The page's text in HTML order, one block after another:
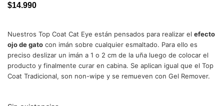
$14.990
Nuestros Top Coat Cat Eye están pensados para realizar el efecto
ojo de gato con imán sobre cualquier esmaltado. Para ello es
preciso deslizar un imán a 1 o 2 cm de la uña luego de colocar el
producto y finalmente curar en cabina. Se aplican igual que el Top
Coat Tradicional, son non-wipe y se remueven con Gel Remover.